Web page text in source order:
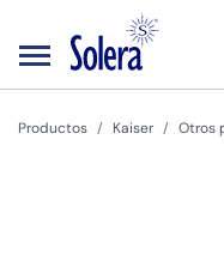
Productos Kaiser Otros